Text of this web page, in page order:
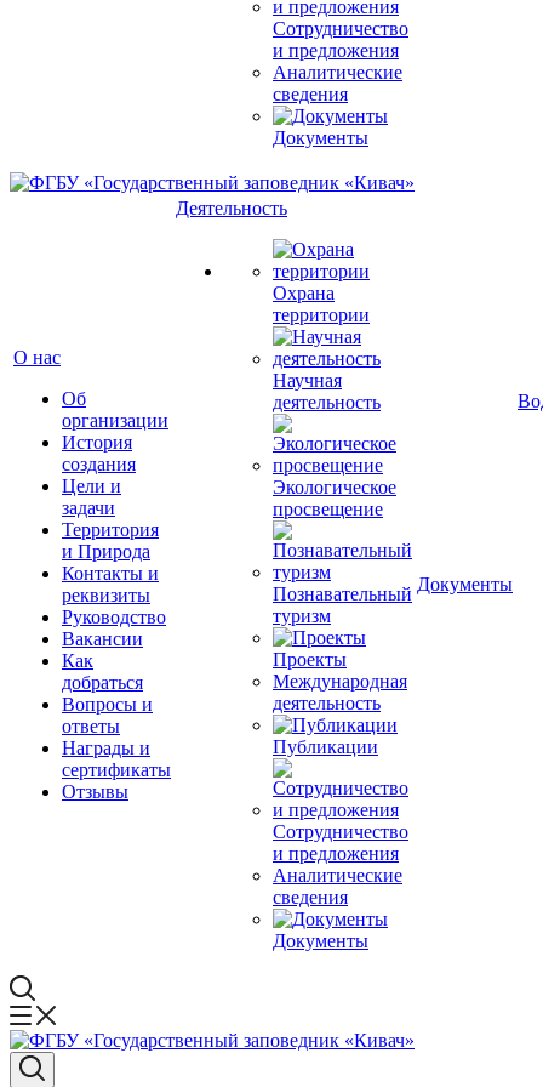
Сотрудничество
и предложения
Аналитические
сведения
Документы
О нас
Об
организации
История
создания
Цели и
задачи
Территория
и Природа
Контакты и
реквизиты
Руководство
Вакансии
Как
добраться
Вопросы и
ответы
Награды и
сертификаты
Отзывы
Деятельность
Охрана
территории
Научная
деятельность
Экологическое
просвещение
Познавательный
туризм
Проекты
Международная
деятельность
Публикации
Сотрудничество
и предложения
Аналитические
сведения
Документы
Документы